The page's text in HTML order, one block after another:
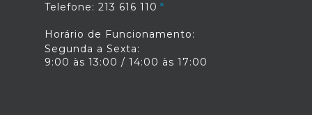
Telefone: 213 616 110
Horário de Funcionamento:
Segunda a Sexta:
9:00 às 13:00 / 14:00 às 17:00